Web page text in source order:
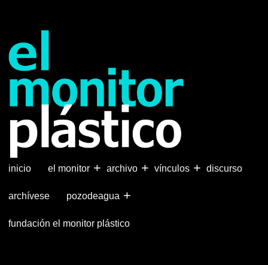
principal
inicio +
el monitor +
archivo +
vínculos discurso
archívese +
pozodeagua
fundación el monitor plástico